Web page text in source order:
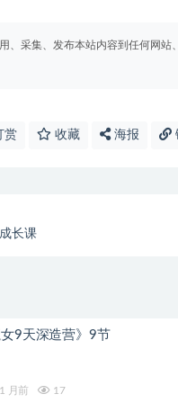
、采集、发布本站内容到任何网站、
赏 收藏 海报
长课
9天深造营》9节
1 月前 17